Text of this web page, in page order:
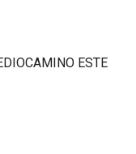
ESTE